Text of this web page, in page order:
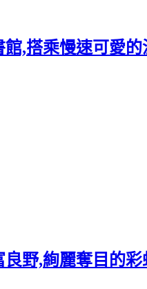
,搭乘慢速可愛的
野,絢麗奪目的彩